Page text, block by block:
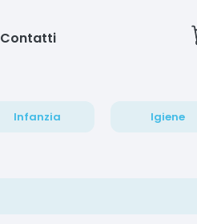
Contatti
Infanzia Igiene